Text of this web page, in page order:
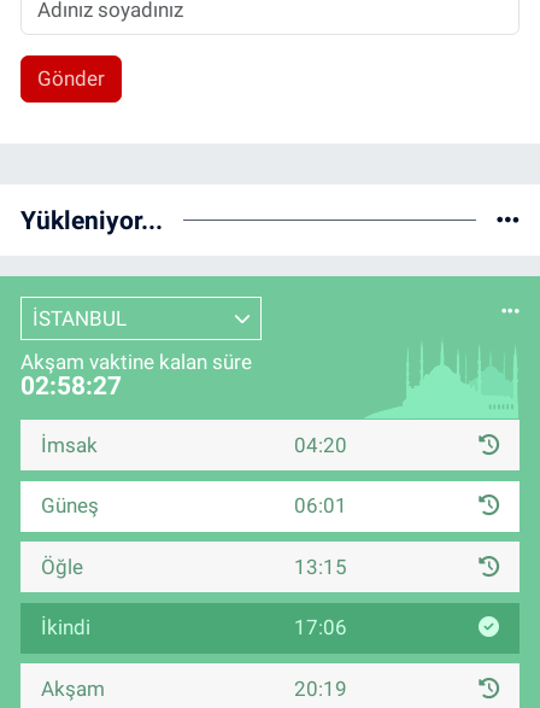
Gönder
Yükleniyor...
İSTANBUL
Akşam vaktine kalan süre
02:58:26
İmsak 04:20
Güneş 06:01
Öğle 13:15
İkindi 17:06
Akşam 20:19